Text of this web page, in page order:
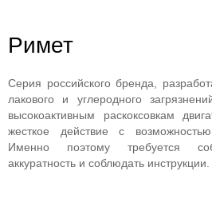
Римет
Серия российского бренда,
лакового и углеродного
высокоактивным раскоксовкам
жесткое действие с
Именно поэтому требуется
аккуратность и соблюдать инструкции.